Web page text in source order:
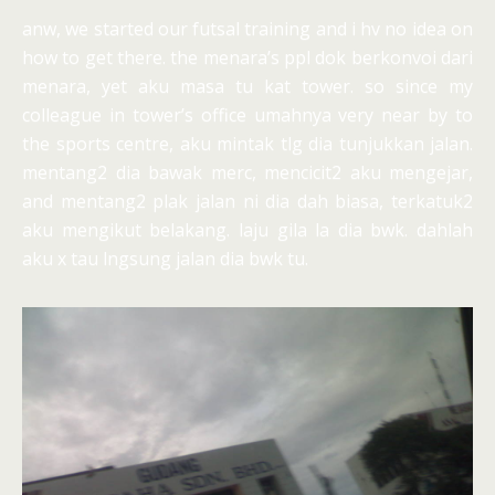
anw, we started our futsal training and i hv no idea on
how to get there. the menara’s ppl dok berkonvoi dari
menara, yet aku masa tu kat tower. so since my
colleague in tower’s office umahnya very near by to
the sports centre, aku mintak tlg dia tunjukkan jalan.
mentang2 dia bawak merc, mencicit2 aku mengejar,
and mentang2 plak jalan ni dia dah biasa, terkatuk2
aku mengikut belakang. laju gila la dia bwk. dahlah
aku x tau lngsung jalan dia bwk tu.